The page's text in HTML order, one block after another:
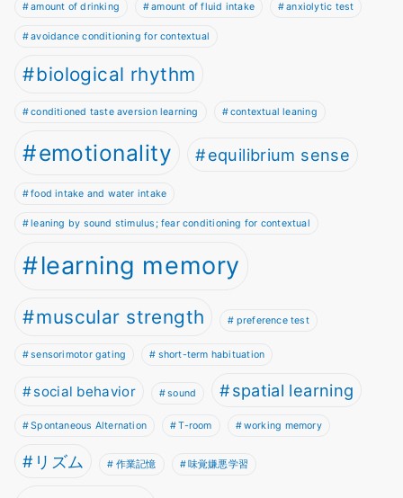
amount of drinking amount of fluid intake anxiolytic test
avoidance conditioning for contextual
biological rhythm
conditioned taste aversion learning contextual leaning
emotionality equilibrium sense
food intake and water intake
leaning by sound stimulus; fear conditioning for contextual
learning memory
muscular strength preference test
sensorimotor gating short-term habituation
social behavior sound spatial learning
Spontaneous Alternation T-room working memory
リズム 作業記憶 味覚嫌悪学習